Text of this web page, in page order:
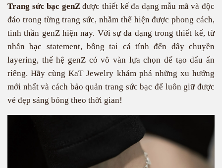
Trang sức bạc genZđược thiết kế đa dạng mẫu mã và độc
đáo trong từng trang sức, nhằm thể hiện được phong cách,
tinh thần genZ hiện nay. Với sự đa dạng trong thiết kế, từ
nhẫn bạc statement, bông tai cá tính đến dây chuyền
layering, thế hệ genZ có vô vàn lựa chọn để tạo dấu ấn
riêng. Hãy cùng KaT Jewelry khám phá những xu hướng
mới nhất và cách bảo quản trang sức bạc để luôn giữ được
vẻ đẹp sáng bóng theo thời gian!